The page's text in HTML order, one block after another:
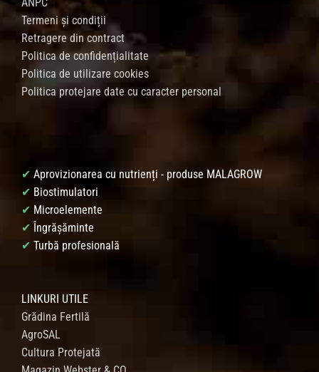
Termeni și condiții
Retragere din contract
Politica de confidențialitate
Politica de utilizare cookies
Politica protejare date cu caracter personal
✔ Aprovizionarea cu nutrienți - produse MALAGROW
✔ Biostimulatori
✔ Microelemente
✔ Îngrășăminte
✔ Turbă profesională
LINKURI UTILE
Grădina Fertilă
AgroSAL
Cultura Protejată